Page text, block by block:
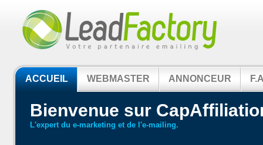
ACCUEIL WEBMASTER ANNONCEUR
Bienvenue sur
L'expert du e-marketing et de l'e-mailing.